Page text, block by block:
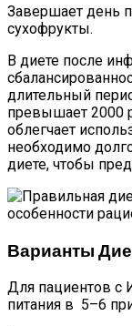
Завершает день
сухофрукты.
В диете после
длительный
превышает 2000
облегчает
необходимо
диете, чтобы
Варианты
Для пациентов с
питания в 5–6